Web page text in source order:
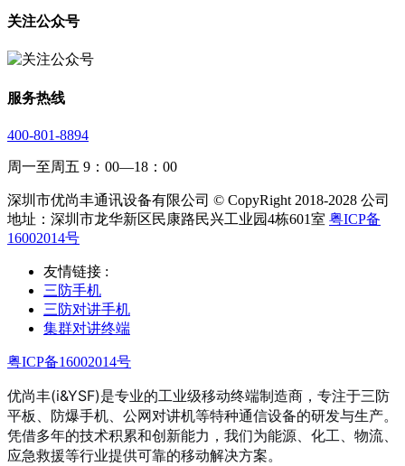
关注公众号
服务热线
400-801-8894
周一至周五 9：00—18：00
深圳市优尚丰通讯设备有限公司 © CopyRight 2018-2028 公司
地址：深圳市龙华新区民康路民兴工业园4栋601室 粤ICP备
16002014号
友情链接 :
三防手机
三防对讲手机
集群对讲终端
粤ICP备16002014号
优尚丰(i&YSF)是专业的工业级移动终端制造商，专注于三防
平板、防爆手机、公网对讲机等特种通信设备的研发与生产。
凭借多年的技术积累和创新能力，我们为能源、化工、物流、
应急救援等行业提供可靠的移动解决方案。